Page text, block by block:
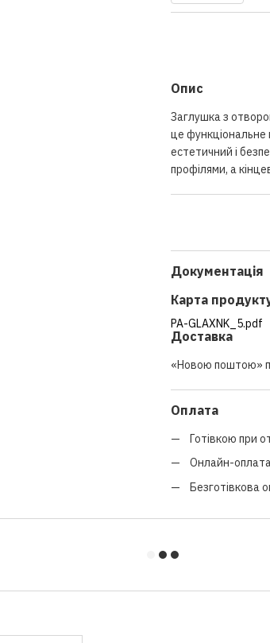
Опис
Заглушка з
це функціональне
естетичний і
профілями, а
Документація
Карта
PA-GLAXNK_5.pdf
Доставка
«Новою поштою»
Оплата
Готівкою при
Онлайн-
Безготівкова